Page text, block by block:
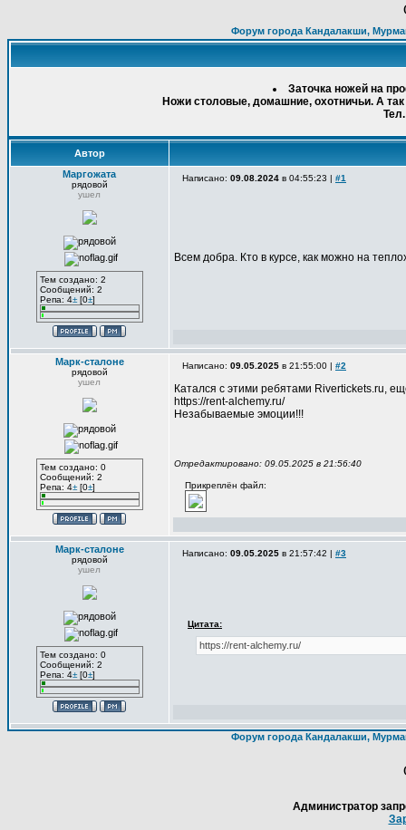
Форум города Кандалакши,
Заточка ножей на
Ножи столовые, домашние, охотничьи. А
Автор
Маргожата
рядовой
ушел
Тем создано: 2
Сообщений: 2
Репа: 4±[0±]
Написано: 09.08.2024 в 04:55:23 | #1
Всем добра. Кто в курсе, как можно на
Марк-сталоне
рядовой
ушел
Тем создано: 0
Сообщений: 2
Репа: 4±[0±]
Написано: 09.05.2025 в 21:55:00 | #2
Катался с этими ребятами Rivertickets.ru,
https://rent-alchemy.ru/
Незабываемые эмоции!!!
Отредактировано: 09.05.2025 в 21:56:40
Прикреплён файл:
Марк-сталоне
рядовой
ушел
Тем создано: 0
Сообщений: 2
Репа: 4±[0±]
Написано: 09.05.2025 в 21:57:42 | #3
Цитата:
https://rent-alchemy.ru/
Форум города Кандалакши,
Администратор